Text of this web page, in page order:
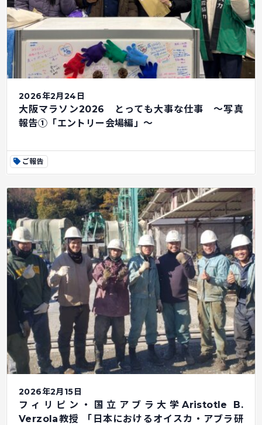
2026年2月24日
大阪マラソン2026 とっても大事な仕事 ～写真
報告①「エントリー会場編」～
ご報告
2026年2月15日
フィリピン・国立アブラ大学Aristotle B.
Verzola教授 「日本におけるオイスカ・アブラ研